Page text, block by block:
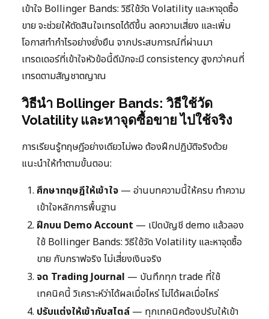
เข้าใจ Bollinger Bands: วิธีใช้วัด Volatility และหาจุดซื้อ
ขาย จะช่วยให้ตัดสินใจเทรดได้ดีขึ้น ลดความเสี่ยง และเพิ่ม
โอกาสทำกำไรอย่างยั่งยืน จากประสบการณ์ที่ผ่านมา
เทรดเดอร์ที่เข้าใจหัวข้อนี้ดีมักจะมี consistency สูงกว่าคนที่
เทรดตามสัญชาตญาณ
วิธีนำ Bollinger Bands: วิธีใช้วัด
Volatility และหาจุดซื้อขาย ไปใช้จริง
การเรียนรู้ทฤษฎีอย่างเดียวไม่พอ ต้องฝึกปฏิบัติจริงด้วย
แนะนำให้ทำตามขั้นตอน:
ศึกษาทฤษฎีให้เข้าใจ — อ่านบทความนี้ให้ครบ ทำความ
เข้าใจหลักการพื้นฐาน
ฝึกบน Demo Account — เปิดบัญชี demo แล้วลอง
ใช้ Bollinger Bands: วิธีใช้วัด Volatility และหาจุดซื้อ
ขาย กับกราฟจริง ไม่เสี่ยงเงินจริง
จด Trading Journal — บันทึกทุก trade ที่ใช้
เทคนิคนี้ วิเคราะห์ว่าได้ผลเมื่อไหร่ ไม่ได้ผลเมื่อไหร่
ปรับแต่งให้เข้ากับสไตล์ — ทุกเทคนิคต้องปรับให้เข้า